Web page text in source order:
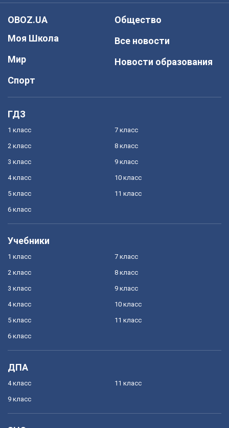
OBOZ.UA
Моя Школа
Мир
Спорт
Общество
Все новости
Новости образования
ГДЗ
1 класс
2 класс
3 класс
4 класс
5 класс
6 класс
7 класс
8 класс
9 класс
10 класс
11 класс
Учебники
1 класс
2 класс
3 класс
4 класс
5 класс
6 класс
7 класс
8 класс
9 класс
10 класс
11 класс
ДПА
4 класс
9 класс
11 класс